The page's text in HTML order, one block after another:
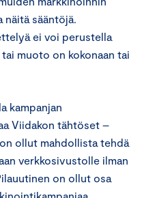
sääntöjä.
ei voi perustella
muoto on kokonaan tai
kampanjan
Viidakon tähtöset –
ollut mahdollista tehdä
verkkosivustolle ilman
on ollut osa